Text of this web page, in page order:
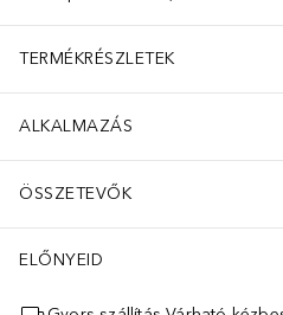
TERMÉKRÉSZLETEK
ALKALMAZÁS
ÖSSZETEVŐK
ELŐNYEID